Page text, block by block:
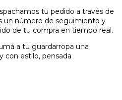
tu pedido a través de
un número de seguimiento y
de tu compra en tiempo real.
a tu guardarropa una
con estilo, pensada